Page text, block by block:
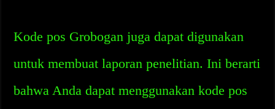
Kode pos Grobogan juga dapat digunakan
untuk membuat laporan penelitian. Ini berarti
bahwa Anda dapat menggunakan kode pos